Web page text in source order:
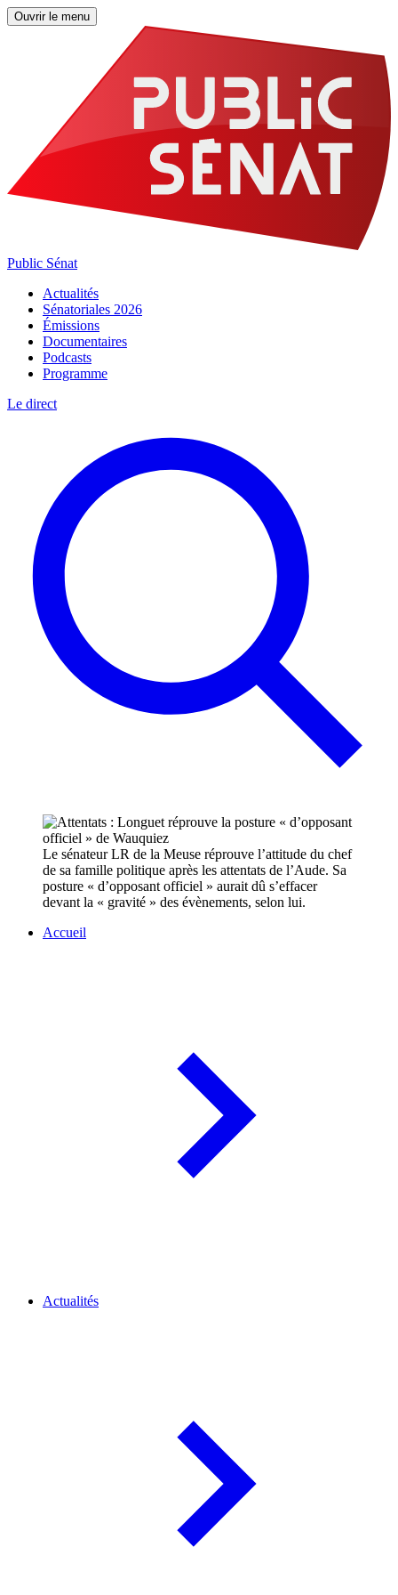
Ouvrir le menu
Public Sénat
Actualités
Sénatoriales 2026
Émissions
Documentaires
Podcasts
Programme
Le direct
Le sénateur LR de la Meuse réprouve l’attitude du chef
de sa famille politique après les attentats de l’Aude. Sa
posture « d’opposant officiel » aurait dû s’effacer
devant la « gravité » des évènements, selon lui.
Accueil
Actualités